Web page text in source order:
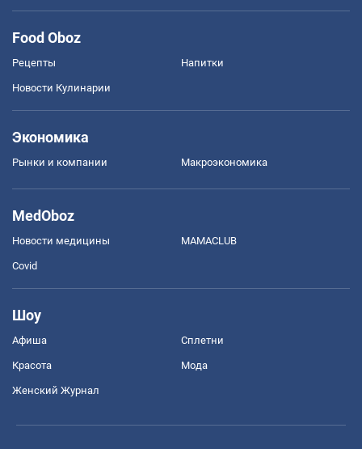
Food Oboz
Рецепты Напитки
Новости Кулинарии
Экономика
Рынки и компании Mакроэкономика
MedOboz
Новости медицины MAMACLUB
Covid
Шоу
Афиша Сплетни
Красота Мода
Женский Журнал